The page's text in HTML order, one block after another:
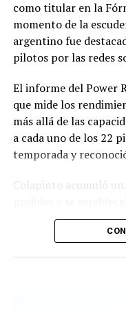
La novedad se
continúa envuelta en
jurídica. El proceso
busca determinar si
licitación impulsada
La causa, que avanza
cuestionamientos de
que pusieron bajo la
firma concesionaria.
controversias y cuyo
como titular en la
momento de la
argentino fue
pilotos por las redes
El informe del Power
que mide los
más allá de las
a cada uno de los 22
temporada y
Colapinto acumuló
general, igualado en
que logró estabilidad